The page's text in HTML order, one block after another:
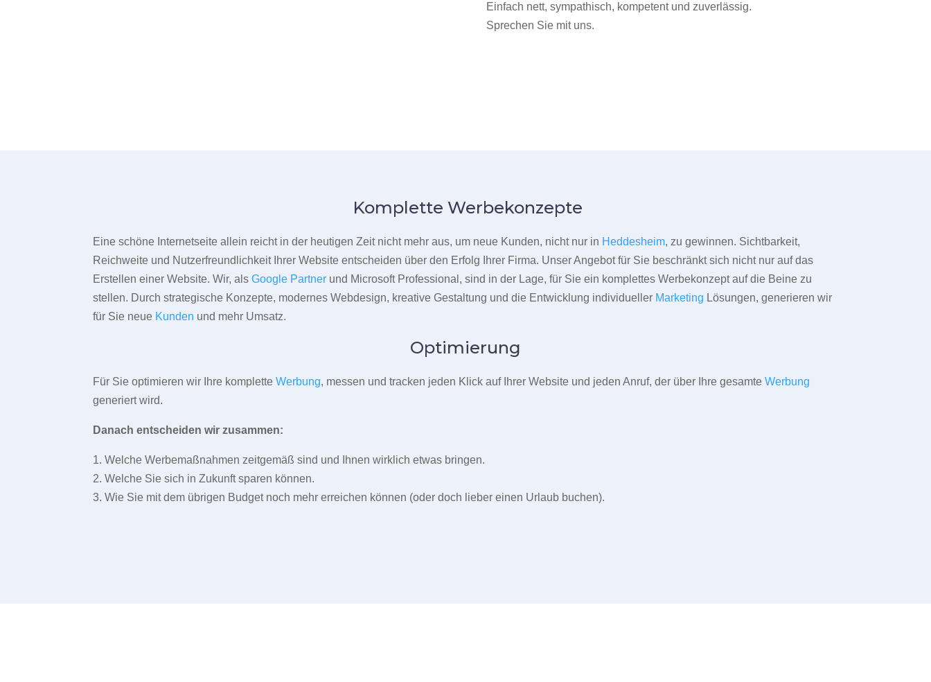
Einfach nett, sympathisch, kompetent und zuverlässig.
Sprechen Sie mit uns.
Komplette Werbekonzepte
Eine schöne Internetseite allein reicht in der heutigen Zeit nicht mehr aus, um neue Kunden, nicht nur in Heddesheim, zu gewinnen. Sichtbarkeit,
Reichweite und Nutzerfreundlichkeit Ihrer Website entscheiden über den Erfolg Ihrer Firma. Unser Angebot für Sie beschränkt sich nicht nur auf das
Erstellen einer Website. Wir, alsGoogle Partner und Microsoft Professional, sind in der Lage, für Sie ein komplettes Werbekonzept auf die Beine zu
stellen. Durch strategische Konzepte, modernes Webdesign, kreative Gestaltung und die Entwicklung individueller Marketing Lösungen, generieren wir
für Sie neue Kunden und mehr Umsatz.
Optimierung
Für Sie optimieren wir Ihre kompletteWerbung, messen und tracken jeden Klick auf Ihrer Website und jeden Anruf, der über Ihre gesamteWerbung
generiert wird.
Danach entscheiden wir zusammen:
1. Welche Werbemaßnahmen zeitgemäß sind und Ihnen wirklich etwas bringen.
2. Welche Sie sich in Zukunft sparen können.
3. Wie Sie mit dem übrigen Budget noch mehr erreichen können (oder doch lieber einen Urlaub buchen).